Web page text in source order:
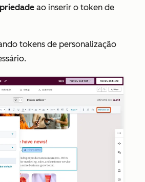
ao inserir o token de
tokens de personalização